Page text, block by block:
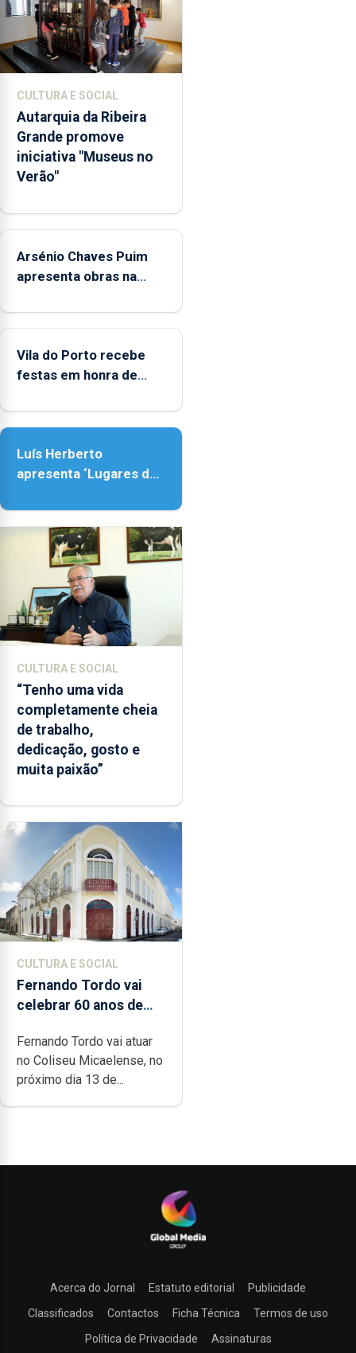
doméstica,
através
da
promoção
competências
pessoais,
emocionais
e
sociais
das
CULTURA E SOCIAL
Autarquia da Ribeira
Grande promove
iniciativa "Museus no
Verão"
Arsénio Chaves Puim
apresenta obras na
Porto
Vila do Porto recebe
festas em honra de
Assunção
Luís Herberto
apresenta ‘Lugares da
CULTURA E SOCIAL
“Tenho uma vida
completamente cheia
de trabalho,
dedicação, gosto e
muita paixão”
CULTURA E SOCIAL
Fernando Tordo vai
celebrar 60 anos de
Micaelense
Fernando Tordo vai atuar
no Coliseu Micaelense, no
próximo dia 13 de...
Acerca do Jornal Estatuto editorial
Publicidade
Classificados
Contactos Ficha Técnica
Termos de uso
Política de Privacidade
Assinaturas